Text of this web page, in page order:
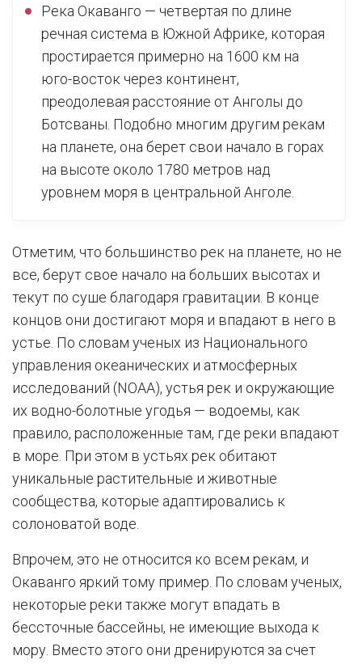
Река Окаванго — четвертая по длине
речная система в Южной Африке, которая
простирается примерно на 1600 км на
юго-восток через континент,
преодолевая расстояние от Анголы до
Ботсваны. Подобно многим другим рекам
на планете, она берет свои начало в горах
на высоте около 1780 метров над
уровнем моря в центральной Анголе.
Отметим, что большинство рек на планете, но не
все, берут свое начало на больших высотах и
текут по суше благодаря гравитации. В конце
концов они достигают моря и впадают в него в
устье. По словам ученых из Национального
управления океанических и атмосферных
исследований (NOAA), устья рек и окружающие
их водно-болотные угодья — водоемы, как
правило, расположенные там, где реки впадают
в море. При этом в устьях рек обитают
уникальные растительные и животные
сообщества, которые адаптировались к
солоноватой воде.
Впрочем, это не относится ко всем рекам, и
Окаванго яркий тому пример. По словам ученых,
некоторые реки также могут впадать в
бессточные бассейны, не имеющие выхода к
мору. Вместо этого они дренируются за счет